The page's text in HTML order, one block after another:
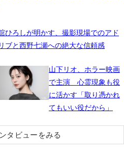
ひろしが明かす、撮影現場でのアド
リブと西野七瀬への絶大な信頼感
山下リオ、ホラー映画
で主演 心霊現象も役
に活かす「取り憑かれ
てもいい役だから」
タビューをみる